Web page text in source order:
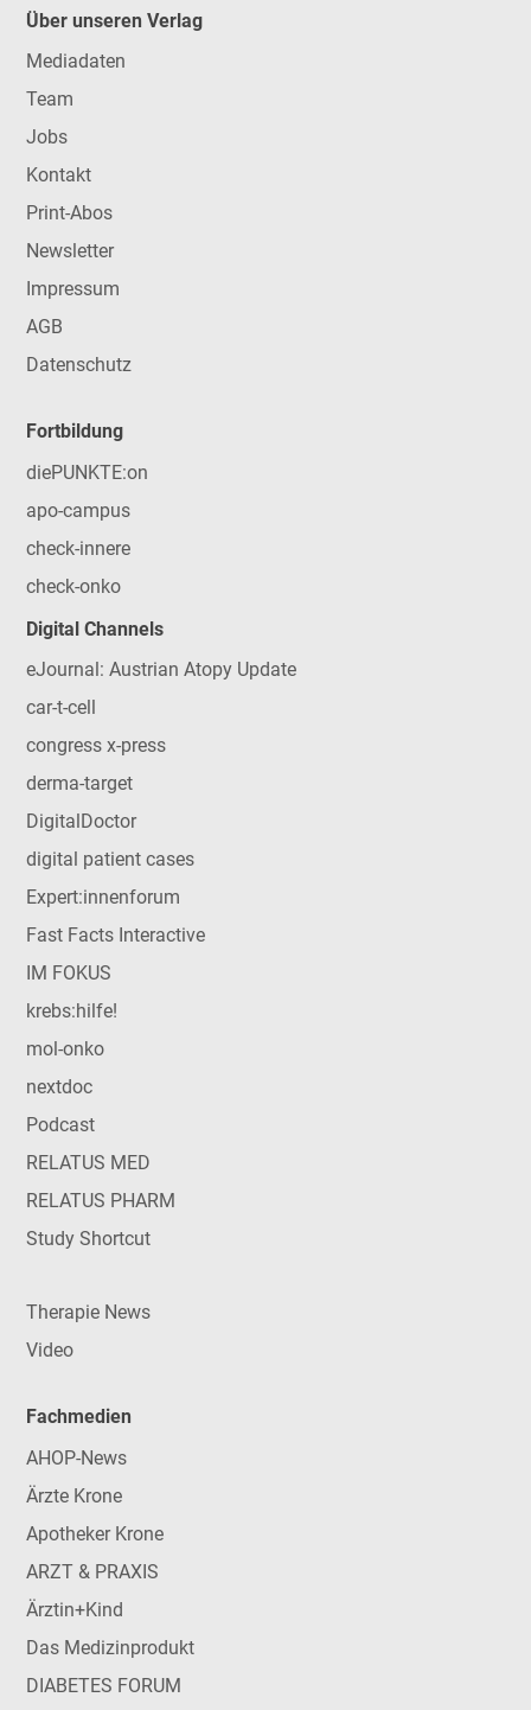
Über unseren Verlag
Mediadaten
Team
Jobs
Kontakt
Print-Abos
Newsletter
Impressum
AGB
Datenschutz
Fortbildung
diePUNKTE:on
apo-campus
check-innere
check-onko
Digital Channels
eJournal: Austrian Atopy Update
car-t-cell
congress x-press
derma-target
DigitalDoctor
digital patient cases
Expert:innenforum
Fast Facts Interactive
IM FOKUS
krebs:hilfe!
mol-onko
nextdoc
Podcast
RELATUS MED
RELATUS PHARM
Study Shortcut
Therapie News
Video
Fachmedien
AHOP-News
Ärzte Krone
Apotheker Krone
ARZT & PRAXIS
Ärztin+Kind
Das Medizinprodukt
DIABETES FORUM